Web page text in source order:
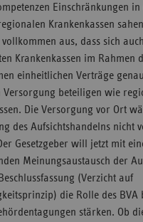
Einschränkungen
Krankenkassen
aus, dass sich
Krankenkassen im Rahmen
einheitlichen Verträge
Versorgung beteiligen wie
Die Versorgung vor Ort
des Aufsichtshandelns nicht
Gesetzgeber will jetzt mit
Meinungsaustausch der
(Verzicht auf
die Rolle des BVA
stärken. Ob